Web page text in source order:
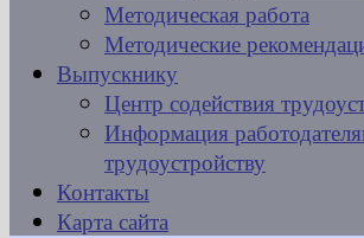
Методическая работа
Методические
Выпускнику
Центр содействия
Информация
трудоустройству
Контакты
Карта сайта